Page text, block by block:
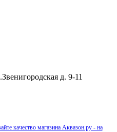
д. 9-11
качество магазина Аквазон.ру - на